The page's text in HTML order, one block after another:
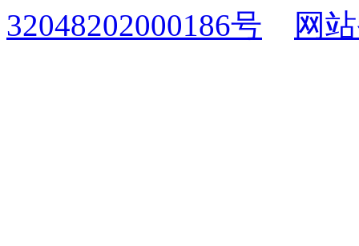
32048202000186号
网